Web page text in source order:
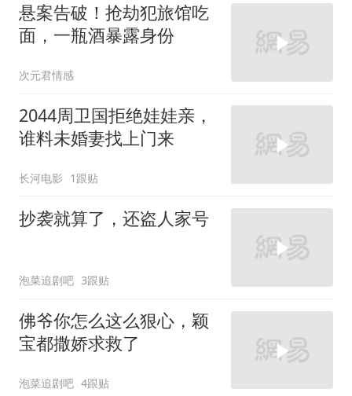
悬案告破！抢劫犯旅馆吃
面，一瓶酒暴露身份
次元君情感
2044周卫国拒绝娃娃亲，
谁料未婚妻找上门来
长河电影 1跟贴
抄袭就算了，还盗人家号
泡菜追剧吧 3跟贴
佛爷你怎么这么狠心，颖
宝都撒娇求救了
泡菜追剧吧 4跟贴